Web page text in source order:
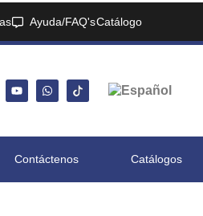
Ayuda/FAQ'sCatálogo
Contáctenos Catálogos